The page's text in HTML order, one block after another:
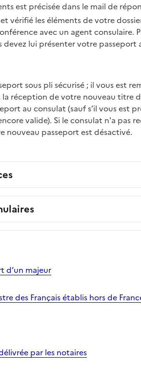
est précisée dans le mail de
vérifié les éléments de votre
avec un agent consulaire.
devez lui présenter votre passeport
sous pli sécurisé ; il vous est
la réception de votre nouveau titre
au consulat (sauf s’il vous est
valide). Si le consulat n'a pas
passeport est désactivé.
d’un majeur
des Français établis hors de
par les notaires